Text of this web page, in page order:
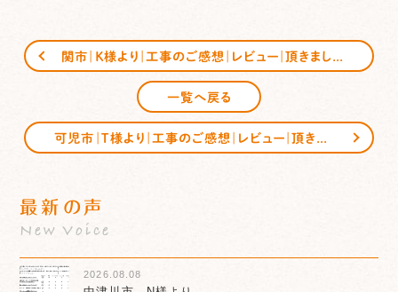
一覧へ戻る
最新の声
New Voice
2026.08.08